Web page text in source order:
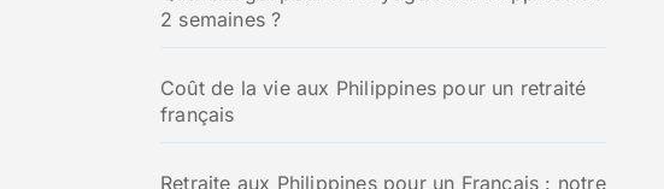
2 semaines ?
Coût de la vie aux Philippines pour un retraité
français
Retraite aux Philippines pour un Français : notre